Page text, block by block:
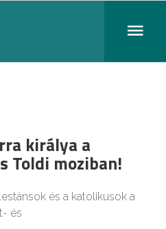
királya a
Toldi moziban!
és a katolikusok a
és